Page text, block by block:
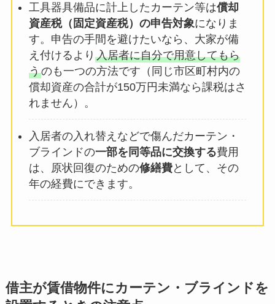
工具器具備品に計上したカーテン等は償却
資産税（固定資産税）の申告対象になりま
す。申告の手間を避けたいなら、大家が備
え付けるより 入居者に自分で用意してもら
うのも一つの方法です（同じ市区町村内の
償却資産の合計が150万円未満なら課税はさ
れません）。
入居者の入れ替えなどで傷んだカーテン・
ブラインドの一部を同等品に交換する費用
は、原状回復のための修繕費として、その
年の経費にできます。
借主が賃借物件にカーテン・ブラインドを